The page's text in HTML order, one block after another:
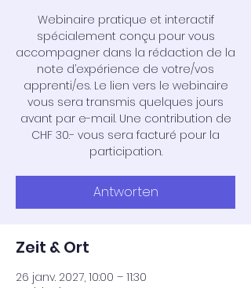
Webinaire pratique et interactif
spécialement conçu pour vous
accompagner dans la rédaction de la
note d’expérience de votre/vos
apprenti/es. Le lien vers le webinaire
vous sera transmis quelques jours
avant par e-mail. Une contribution de
CHF 30.- vous sera facturé pour la
participation.
Antworten
Zeit & Ort
26 janv. 2027, 10:00 – 11:30